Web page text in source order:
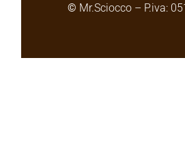
© Mr.Sciocco – P.iva: